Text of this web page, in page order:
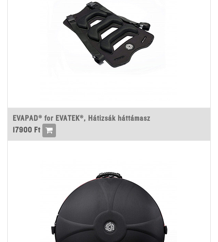
EVAPAD® for EVATEK®, Hátizsák háttámasz
17900 Ft